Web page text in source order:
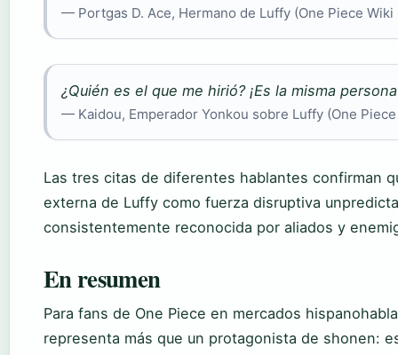
— Portgas D. Ace, Hermano de Luffy (One Piece Wiki
¿Quién es el que me hirió? ¡Es la misma
— Kaidou, Emperador Yonkou sobre Luffy (One Piece
Las tres citas de diferentes hablantes confirman
externa de Luffy como fuerza disruptiva
consistentemente reconocida por aliados y
En resumen
Para fans de One Piece en mercados
representa más que un protagonista de shonen: